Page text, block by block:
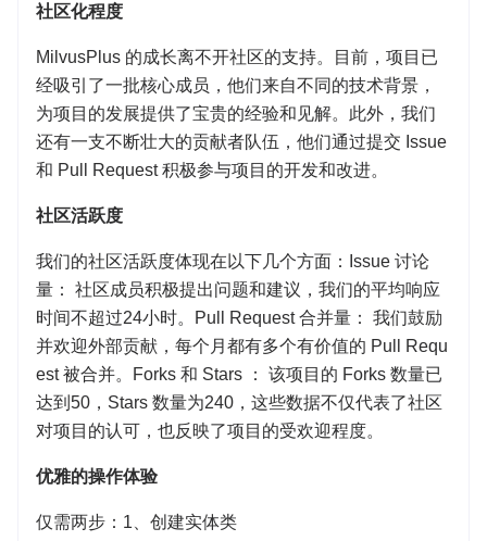
社区化程度
MilvusPlus 的成长离不开社区的支持。目前，项目已
经吸引了一批核心成员，他们来自不同的技术背景，
为项目的发展提供了宝贵的经验和见解。此外，我们
还有一支不断壮大的贡献者队伍，他们通过提交 Issue
和 Pull Request 积极参与项目的开发和改进。
社区活跃度
我们的社区活跃度体现在以下几个方面：Issue 讨论
量： 社区成员积极提出问题和建议，我们的平均响应
时间不超过24小时。Pull Request 合并量： 我们鼓励
并欢迎外部贡献，每个月都有多个有价值的 Pull Requ
est 被合并。Forks 和 Stars ： 该项目的 Forks 数量已
达到50，Stars 数量为240，这些数据不仅代表了社区
对项目的认可，也反映了项目的受欢迎程度。
优雅的操作体验
仅需两步：1、创建实体类